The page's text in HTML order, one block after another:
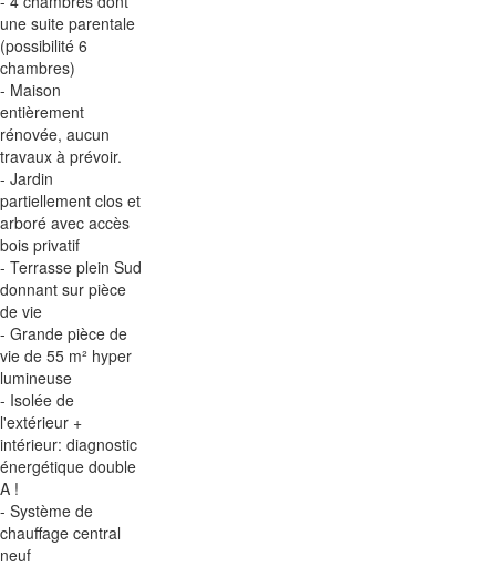
une suite parentale
(possibilité 6
chambres)
- Maison
entièrement
rénovée, aucun
travaux à prévoir.
- Jardin
partiellement clos et
arboré avec accès
bois privatif
- Terrasse plein Sud
donnant sur pièce
de vie
- Grande pièce de
vie de 55 m² hyper
lumineuse
- Isolée de
l'extérieur +
intérieur: diagnostic
énergétique double
A !
- Système de
chauffage central
neuf